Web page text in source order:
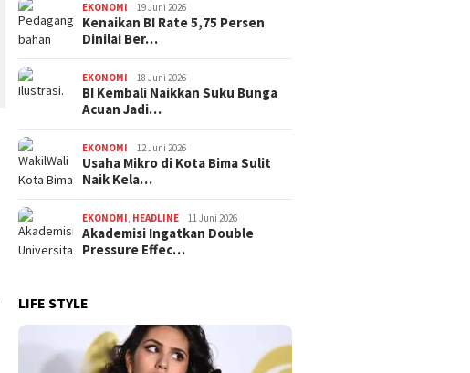
EKONOMI 19 Juni 2026
Kenaikan BI Rate 5,75 Persen
Dinilai Ber…
EKONOMI 18 Juni 2026
BI Kembali Naikkan Suku Bunga
Acuan Jadi…
EKONOMI 12 Juni 2026
Usaha Mikro di Kota Bima Sulit
Naik Kela…
EKONOMI, HEADLINE 11 Juni 2026
Akademisi Ingatkan Double
Pressure Effec…
LIFE STYLE